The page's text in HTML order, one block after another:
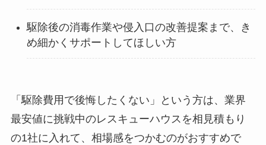
駆除後の消毒作業や侵入口の改善提案まで、き
め細かくサポートしてほしい方
「駆除費用で後悔したくない」という方は、業界
最安値に挑戦中のレスキューハウスを相見積もり
の1社に入れて、相場感をつかむのがおすすめで